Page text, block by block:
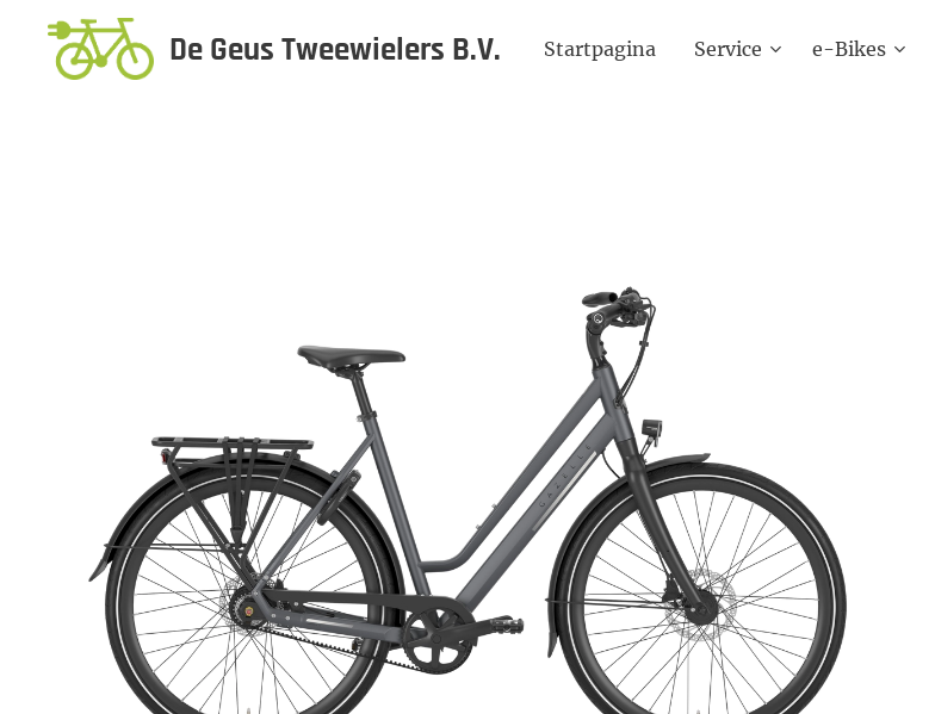
De Geus Tweewielers B.V. Startpagina Service e-Bikes